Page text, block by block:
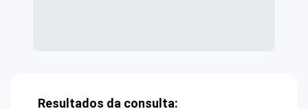
Resultados da consulta: